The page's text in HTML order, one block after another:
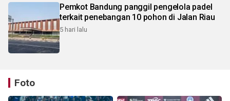
Pemkot Bandung panggil pengelola padel
terkait penebangan 10 pohon di Jalan Riau
5 hari lalu
Foto